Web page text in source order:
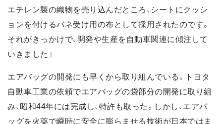
エチレン製の織物を売り込んだところ、シートにクッシ
ョンを付けるバネ受け用の布として採用されたのです。
それがきっかけで、開発や生産を自動車関連に傾注して
いきました」
エアバッグの開発にも早くから取り組んでいる。トヨタ
自動車工業の依頼でエアバッグの袋部分の開発に取り組
み、昭和44年には完成し、特許も取った。しかし、エアバ
ッグを火薬で瞬時に安全に膨らませる技術が日本ではま